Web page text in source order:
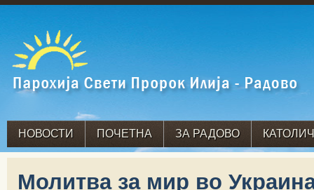
НОВОСТИ ПОЧЕТНА ЗА РАДОВО
Молитва за мир во